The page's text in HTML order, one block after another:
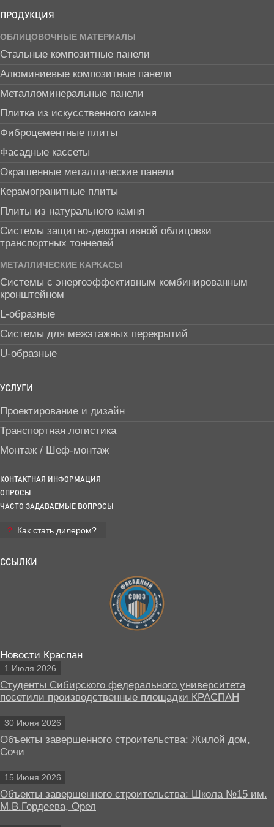
ПРОДУКЦИЯ
ОБЛИЦОВОЧНЫЕ МАТЕРИАЛЫ
Стальные композитные панели
Алюминиевые композитные панели
Металломинеральные панели
Плитка из искусственного камня
Фиброцементные плиты
Фасадные кассеты
Окрашенные металлические панели
Керамогранитные плиты
Плиты из натурального камня
Системы защитно-декоративной облицовки
транспортных тоннелей
МЕТАЛЛИЧЕСКИЕ КАРКАСЫ
Системы с энергоэффективным комбинированным
кронштейном
L-образные
Системы для межэтажных перекрытий
U-образные
УСЛУГИ
Проектирование и дизайн
Транспортная логистика
Монтаж / Шеф-монтаж
КОНТАКТНАЯ ИНФОРМАЦИЯ
ОПРОСЫ
ЧАСТО ЗАДАВАЕМЫЕ ВОПРОСЫ
Как стать дилером?
ССЫЛКИ
Новости Краспан
1 Июля 2026
Студенты Сибирского федерального университета
посетили производственные площадки КРАСПАН
30 Июня 2026
Объекты завершенного строительства: Жилой дом,
Сочи
15 Июня 2026
Объекты завершенного строительства: Школа №15 им.
М.В.Гордеева, Орел